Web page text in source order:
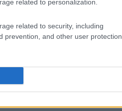
related to personalization.
related to security, including
prevention, and other user protection.